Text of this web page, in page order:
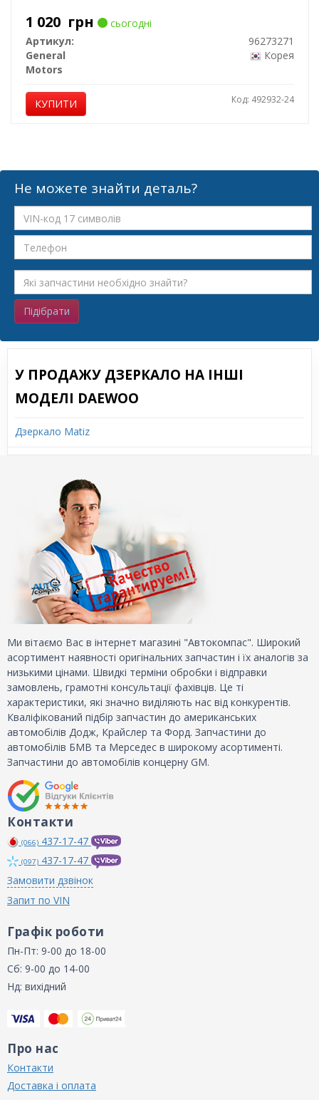
1 020 грн
сьогодні
Артикул:
96273271
General
Motors
Корея
КУПИТИ Код: 492932-24
Не можете знайти деталь?
Підібрати
У ПРОДАЖУ ДЗЕРКАЛО НА ІНШІ
МОДЕЛІ DAEWOO
Дзеркало Matiz
Ми вітаємо Вас в інтернет магазині "Автокомпас". Широкий
асортимент наявності оригінальних запчастин і їх аналогів за
низькими цінами. Швидкі терміни обробки і відправки
замовлень, грамотні консультації фахівців. Це ті
характеристики, які значно виділяють нас від конкурентів.
Кваліфікований підбір запчастин до американських
автомобілів Додж, Крайслер та Форд. Запчастини до
автомобілів БМВ та Мерседес в широкому асортименті.
Запчастини до автомобілів концерну GM.
Контакти
(066) 437-17-47
(097) 437-17-47
Замовити дзвінок
Запит по VIN
Графік роботи
Пн-Пт: 9-00 до 18-00
Сб: 9-00 до 14-00
Нд: вихідний
Про нас
Контакти
Доставка і оплата